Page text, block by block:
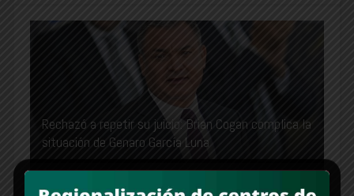
Rechazó a repetir su juicio: Brian Cogan complica la
situación de Genaro García Luna